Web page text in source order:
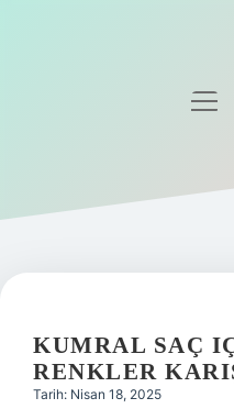
Gizlilik Politikası
Yasal Uyarı
KUMRAL SAÇ
RENKLER
Tarih: Nisan 18, 2025